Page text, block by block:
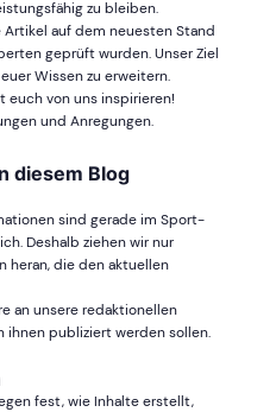
zu bleiben.
Artikel auf dem neuesten Stand
geprüft wurden. Unser Ziel
Wissen zu erweitern.
euch von uns inspirieren!
und Anregungen.
diesem Blog
sind gerade im Sport-
Deshalb ziehen wir nur
heran, die den aktuellen
an unsere redaktionellen
ihnen publiziert werden sollen.
fest, wie Inhalte erstellt,